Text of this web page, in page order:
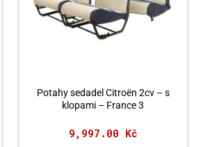
Potahy sedadel Citroën 2cv – s
klopami – France 3
9,997.00 Kč